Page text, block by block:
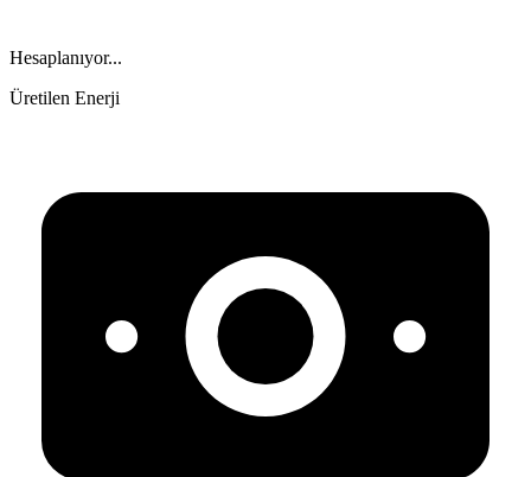
Hesaplanıyor...
Üretilen Enerji